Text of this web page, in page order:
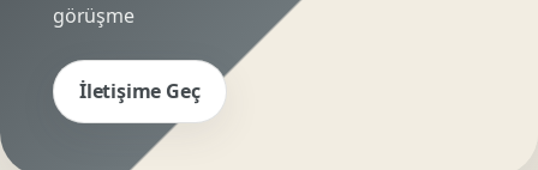
görüşme
İletişime Geç